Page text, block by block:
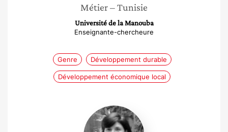
Métier– Tunisie
Université de la Manouba
Enseignante-chercheure
Genre Développement durable
Développement économique local
Emilie
Durochat